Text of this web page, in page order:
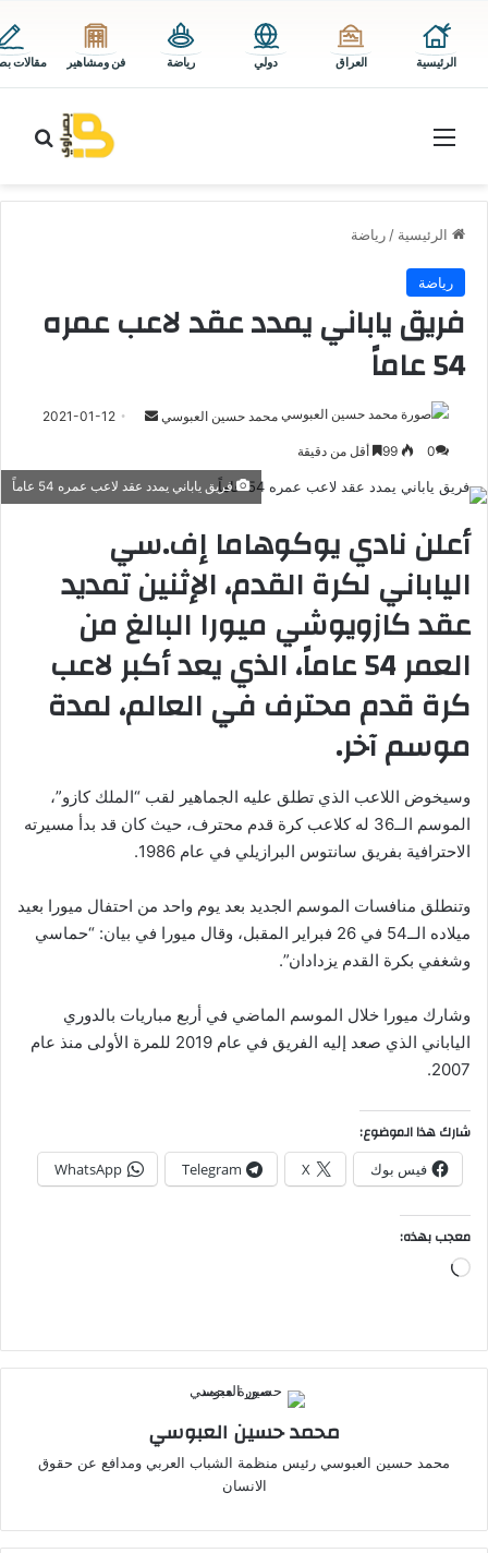
الرئيسية العراق دولي رياضة فن ومشاهير مقالات
القائمة
الرئيسية / رياضة
رياضة
فريق ياباني يمدد عقد لاعب عمره
54 عاماً
محمد حسين العبوسي
أرسل
إلكترونيا
2021-01-12
0 أقل من دقيقة
فريق ياباني يمدد عقد لاعب عمره 54 عاماً
أعلن نادي يوكوهاما إف.سي
الياباني لكرة القدم، الإثنين تمديد
عقد كازويوشي ميورا البالغ من
العمر 54 عاماً، الذي يعد أكبر لاعب
كرة قدم محترف في العالم، لمدة
موسم آخر.
وسيخوض اللاعب الذي تطلق عليه الجماهير لقب “الملك كازو”،
الموسم الــ36 له كلاعب كرة قدم محترف، حيث كان قد بدأ مسيرته
الاحترافية بفريق سانتوس البرازيلي في عام 1986.
وتنطلق منافسات الموسم الجديد بعد يوم واحد من احتفال ميورا بعيد
ميلاده الــ54 في 26 فبراير المقبل، وقال ميورا في بيان: “حماسي
وشغفي بكرة القدم يزدادان”.
وشارك ميورا خلال الموسم الماضي في أربع مباريات بالدوري
الياباني الذي صعد إليه الفريق في عام 2019 للمرة الأولى منذ عام
2007.
شارك هذا الموضوع:
فيس بوك X
Telegram
WhatsApp
معجب بهذه:
جاري
محمد حسين العبوسي
محمد حسين العبوسي رئيس منظمة الشباب العربي ومدافع عن حقوق
الانسان